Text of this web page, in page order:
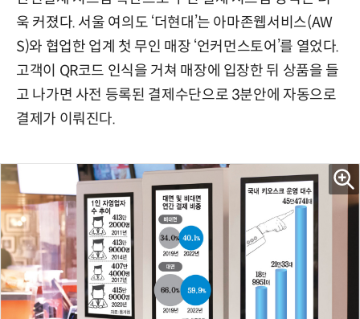
욱 커졌다. 서울 여의도 ‘더현대’는 아마존웹서비스(AW
S)와 협업한 업계 첫 무인 매장 ‘언커먼스토어’를 열었다.
고객이 QR코드 인식을 거쳐 매장에 입장한 뒤 상품을 들
고 나가면 사전 등록된 결제수단으로 3분안에 자동으로
결제가 이뤄진다.